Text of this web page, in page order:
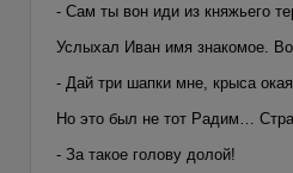
- Сам ты вон иди из княжьего
Услыхал Иван имя знакомое.
- Дай три шапки мне, крыса
Но это был не тот Радим…
- За такое голову долой!